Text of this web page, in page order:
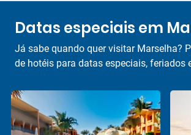
Datas especiais em
Já sabe quando quer visitar Marselha?
de hotéis para datas especiais, feriados